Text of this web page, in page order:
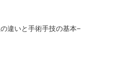
違いと手術手技の基本−